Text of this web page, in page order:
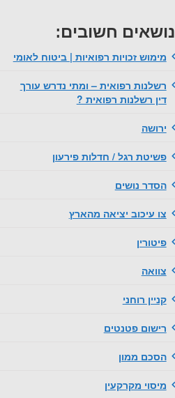
נושאים חשובים:
מימוש זכויות רפואיות | ביטוח לאומי
רשלנות רפואית – ומתי נדרש עורך
דין רשלנות רפואית ?
ירושה
פשיטת רגל / חדלות פירעון
הסדר נושים
צו עיכוב יציאה מהארץ
פיטורין
צוואה
קניין רוחני
רישום פטנטים
הסכם ממון
מיסוי מקרקעין